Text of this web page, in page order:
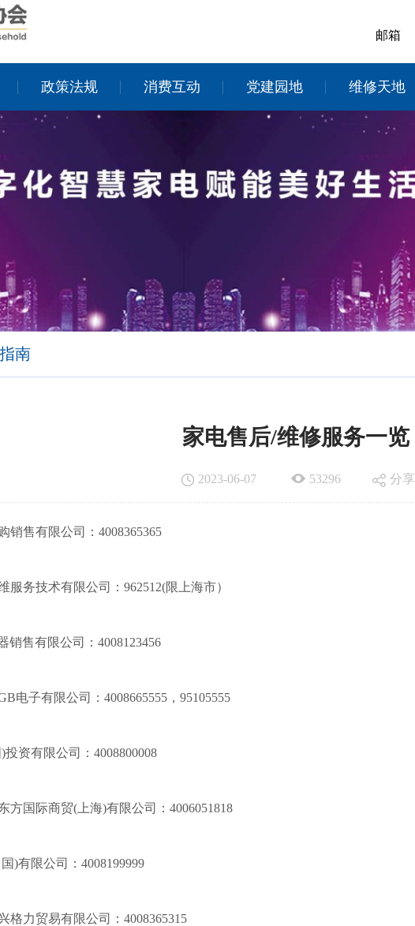
政策法规 消费互动 党建园地 维修天地
邮箱
南
家电售后/维修服务一览
2023-06-07 53296 分享
销售有限公司： 4008365365
服务技术有限公司： 962512(限上海市）
销售有限公司： 4008123456
电子有限公司： 4008665555， 95105555
资有限公司： 4008800008
方国际商贸(上海)有限公司： 4006051818
)有限公司： 4008199999
格力贸易有限公司： 4008365315